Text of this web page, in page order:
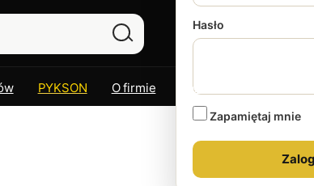
Hasło
Zapamiętaj mnie
PYKSON O firmie Kontakt